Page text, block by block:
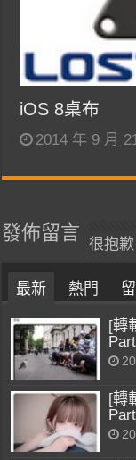
iOS 8桌布
2014 年 9 月
發佈留言
很抱
最新 熱門
[轉
[轉